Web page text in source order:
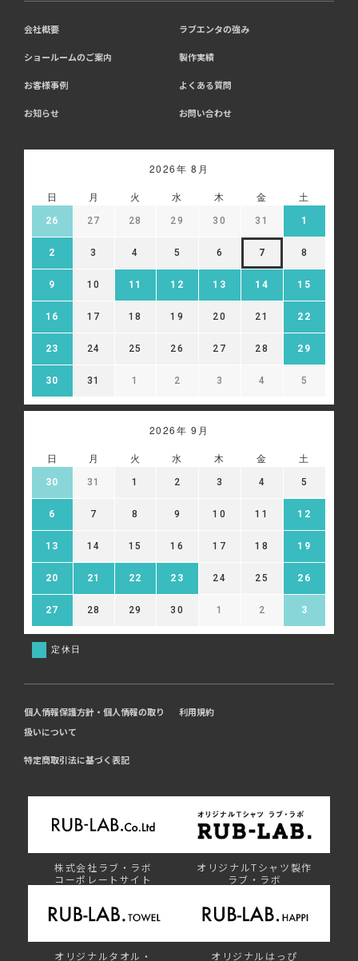
会社概要 ラブエンタの強み
ショールームのご案内 製作実績
お客様事例 よくある質問
お知らせ お問い合わせ
2026年 8月
日 月 火 水 木 金 土
26 27 28 29 30 31 1
2 3 4 5 6 7 8
9 10 11 12 13 14 15
16 17 18 19 20 21 22
23 24 25 26 27 28 29
30 31 1 2 3 4 5
2026年 9月
日 月 火 水 木 金 土
30 31 1 2 3 4 5
6 7 8 9 10 11 12
13 14 15 16 17 18 19
20 21 22 23 24 25 26
27 28 29 30 1 2 3
定休日
個人情報保護方針・個人情報の取り
扱いについて
利用規約
特定商取引法に基づく表記
株式会社ラブ・ラボ
コーポレートサイト
オリジナルTシャツ製作
ラブ・ラボ
オリジナルタオル・ オリジナルはっぴ